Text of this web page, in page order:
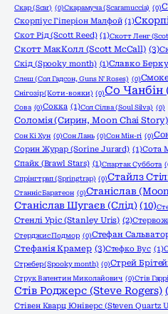
Скар (Scar) (0)Скарамуча (Scaramuccia) (0)
Скорпіус Гіперіон Малфой (1)
Скот Рід (Scott Reed) (1)Скотт Ленг
Скотт МакКолл (Scott McCall) (3)
Скід (Spooky month) (1)Славко
Слеш (Сол Гадсон, Guns N' Roses) (0)
Снігозір (Коти-вояки) (0)Со Чанбін
Сова (0)Сокка (1)Сол Сілва (Soul Silva) (0)
Соломія (Сирин, Moon Chai Story)
Сон Кі Хун (0)Сон Лань (0)Сон Мін-гі (0)
Сорин Журар (Sorine Jurard) (1)Сота
Спайк (Brawl Stars) (1)Спартак Суббота
Спрінгтрап (Springtrap) (0)Стайлз
Станніс Баратеон (0)Станіслав
Станіслав Шугаєв (Слід) (10)
Стенлі Уріс (Stanley Uris) (2)
Стерджис Подмор (0)Стефан
Стефанія Крамер (3)Стефко Вус (1)
Стребер (Spooky month) (0)Стрей
Струк Валентин Миколайович (0)Стів
Стів Роджерс (Steve Rogers)
Стівен Кварц Юніверс (Steven Quartz